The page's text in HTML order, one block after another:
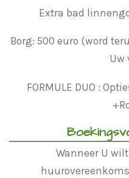
Extra bad
Borg: 500 euro (word
Uw
FORMULE DUO :
Wanneer U